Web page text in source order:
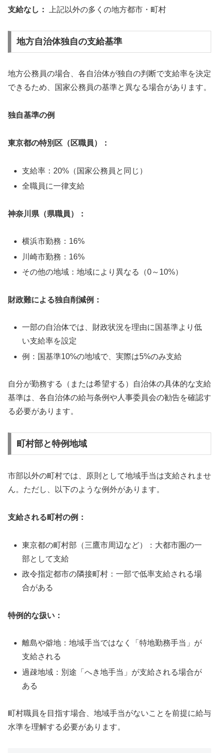
支給なし： 上記以外の多くの地方都市・町村
地方自治体独自の支給基準
地方公務員の場合、各自治体が独自の判断で支給率を決定
できるため、国家公務員の基準と異なる場合があります。
独自基準の例
東京都の特別区（区職員）：
支給率：20%（国家公務員と同じ）
全職員に一律支給
神奈川県（県職員）：
横浜市勤務：16%
川崎市勤務：16%
その他の地域：地域により異なる（0～10%）
財政難による独自削減例：
一部の自治体では、財政状況を理由に国基準より低
い支給率を設定
例：国基準10%の地域で、実際は5%のみ支給
自分が勤務する（または希望する）自治体の具体的な支給
基準は、各自治体の給与条例や人事委員会の勧告を確認す
る必要があります。
町村部と特例地域
市部以外の町村では、原則として地域手当は支給されませ
ん。ただし、以下のような例外があります。
支給される町村の例：
東京都の町村部（三鷹市周辺など）：大都市圏の一
部として支給
政令指定都市の隣接町村：一部で低率支給される場
合がある
特例的な扱い：
離島や僻地：地域手当ではなく「特地勤務手当」が
支給される
過疎地域：別途「へき地手当」が支給される場合が
ある
町村職員を目指す場合、地域手当がないことを前提に給与
水準を理解する必要があります。